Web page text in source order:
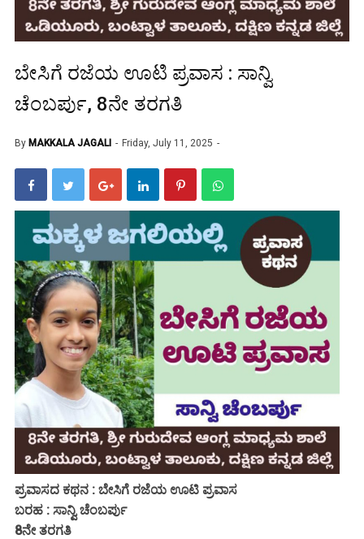
ಬೇಸಿಗೆ ರಜೆಯ ಊಟಿ ಪ್ರವಾಸ : ಸಾನ್ವಿ
ಚೆಂಬರ್ಪು, 8ನೇ ತರಗತಿ
By MAKKALA JAGALI Friday, July 11, 2025
ಪ್ರವಾಸದ ಕಥನ : ಬೇಸಿಗೆ ರಜೆಯ ಊಟಿ ಪ್ರವಾಸ
ಬರಹ : ಸಾನ್ವಿ ಚೆಂಬರ್ಪು
8ನೇ ತರಗತಿ